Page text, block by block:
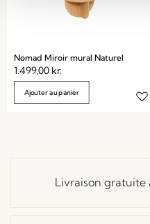
Nomad Miroir mural Naturel
1.499,00 kr.
Ajouter au panier
Livraison gratuite